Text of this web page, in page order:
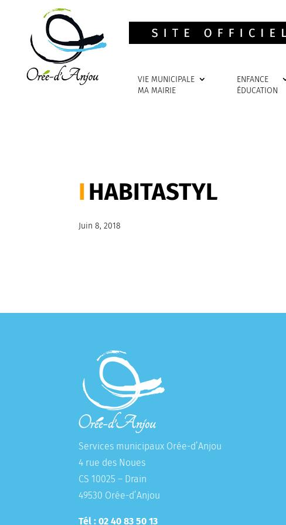
VIE MUNICIPALE
MA MAIRIE
ENFANCE
ÉDUCATION
HABITASTYL
Juin 8, 2018
Services municipaux Orée-d’Anjou
4 rue des Noues
CS 10025 – Drain
49530 Orée-d’Anjou
Tél : 02 40 83 50 13